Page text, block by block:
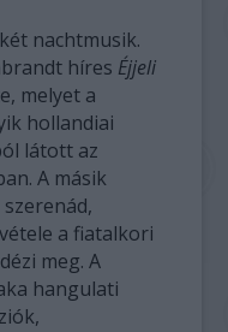
nachtmusik.
híres Éjjeli
melyet a
hollandiai
látott az
A másik
a fiatalkori
meg. A
hangulati